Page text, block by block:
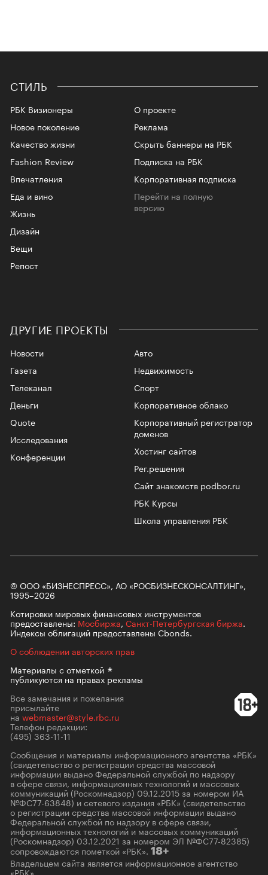
СТИЛЬ
РБК Визионеры
Новое поколение
Качество жизни
Fashion Review
Впечатления
Еда и вино
Жизнь
Дизайн
Вещи
Репост
О проекте
Реклама
Скрыть баннеры на РБК
Подписка на РБК
Корпоративная подписка
Перейти на полную
версию
ДРУГИЕ ПРОЕКТЫ
Новости
Газета
Телеканал
Авто
Недвижимость
Спорт
Корпоративное облако
Корпоративный регистратор
доменов
Хостинг сайтов
Рег.решения
Сайт знакомств podbor.ru
РБК Курсы
Школа управления РБК
Деньги
Quote
Исследования
Конференции
© ООО «БИЗНЕСПРЕСС», АО «РОСБИЗНЕСКОНСАЛТИНГ»,
1995–2026
Котировки мировых финансовых инструментов
предоставлены: Мосбиржа, Санкт-Петербургская биржа.
Индексы облигаций предоставлены Cbonds.
О соблюдении авторских прав
Материалы сотметкой
публикуются на правах рекламы
Все замечания и пожелания
присылайте
на webmaster@style.rbc.ru
Телефон редакции:
(495) 363-11-11
Сообщения и материалы информационного агентства «РБК»
(свидетельство о регистрации средства массовой
информации выдано Федеральной службой по надзору
в сфере связи, информационных технологий и массовых
коммуникаций (Роскомнадзор) 09.12.2015 за номером ИА
№ФС77-63848) и сетевого издания «РБК» (свидетельство
о регистрации средства массовой информации выдано
Федеральной службой по надзору в сфере связи,
информационных технологий и массовых коммуникаций
(Роскомнадзор) 03.12.2021 за номером ЭЛ №ФС77-82385)
сопровождаются пометкой «РБК». 18+
Владельцем сайта является информационное агентство
«РБК».